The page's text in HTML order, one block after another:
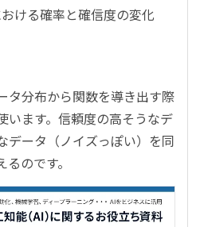
ける確率と確信度の変化
タ分布から関数を導き出す際
います。信頼度の高そうなデ
データ（ノイズっぽい）を同
のです。